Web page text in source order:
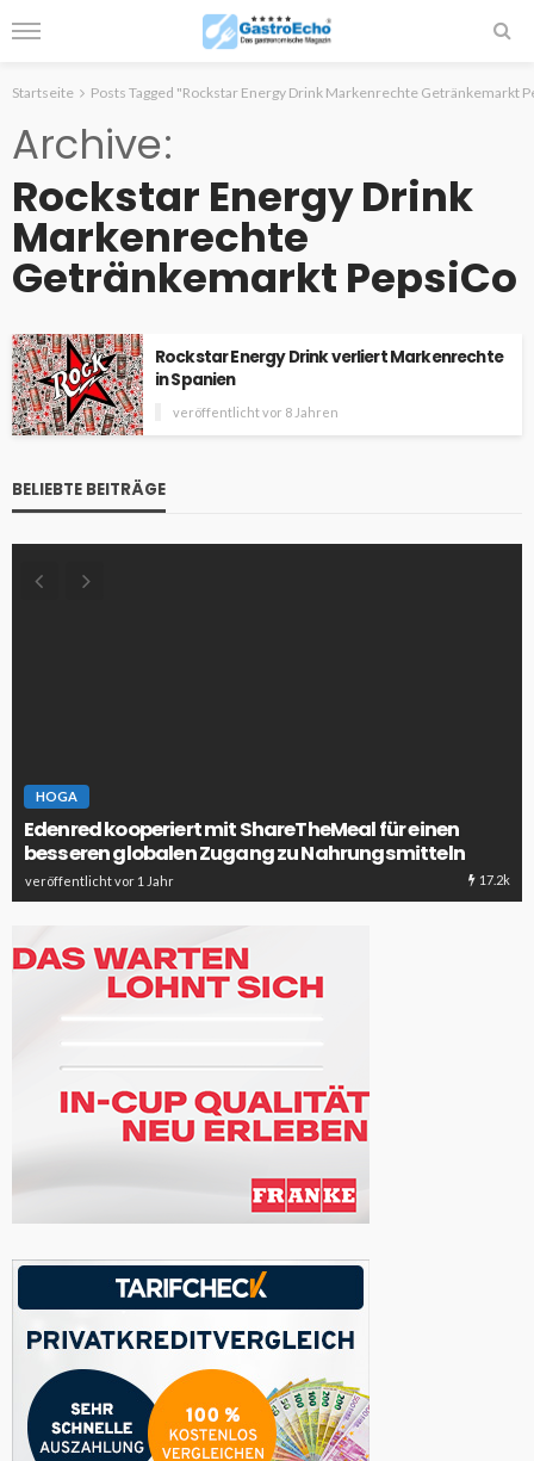
Startseite Posts Tagged "Rockstar Energy Drink Markenrechte Getränkemarkt
Archive
Rockstar Energy Drink
Markenrechte
Getränkemarkt PepsiCo
Rockstar Energy Drink verliert Markenrechte
in Spanien
veröffentlicht vor 8 Jahren
BELIEBTE BEITRÄGE
HOGA
Edenred kooperiert mit ShareTheMeal für einen
besseren globalen Zugang zu Nahrungsmitteln
veröffentlicht vor 1 Jahr 17.2k